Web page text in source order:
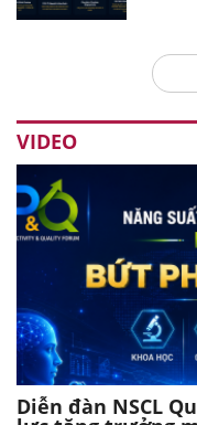
VIDEO
Diễn đàn NSCL